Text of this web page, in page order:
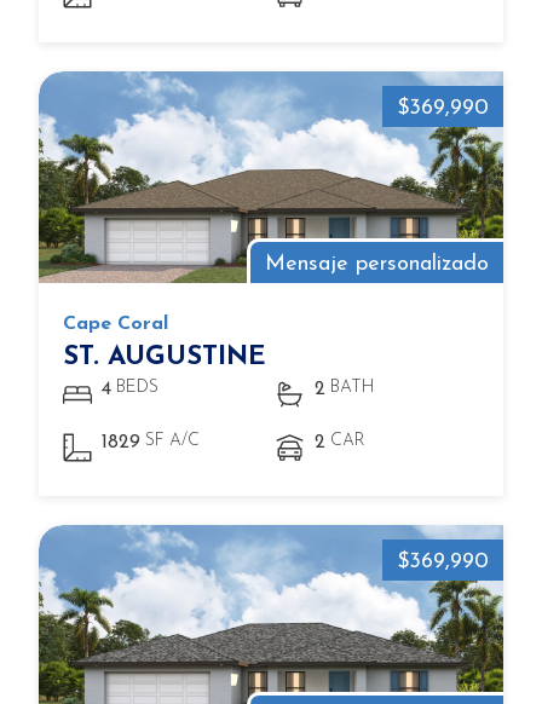
Mensaje personalizado
$369,990
Cape Coral
ST. AUGUSTINE
4 BEDS 2 BATH
1829 SF A/C 2 CAR
$369,990